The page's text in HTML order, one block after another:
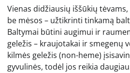
Vienas didžiausių iššūkių
be mėsos – užtikrinti tinkamą
Baltymai būtini augimui ir
geležis – kraujotakai ir smegenų
kilmės geležis (non-heme)
gyvulinės, todėl jos reikia